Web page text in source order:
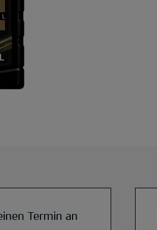
Termin an